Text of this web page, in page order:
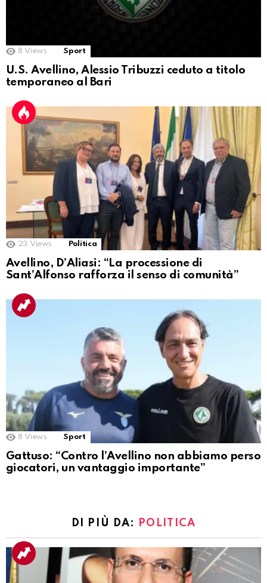
8 Views Sport
U.S. Avellino, Alessio Tribuzzi ceduto a titolo
temporaneo al Bari
23 Views Politica
Avellino, D’Aliasi: “La processione di
Sant’Alfonso rafforza il senso di comunità”
8 Views Sport
Gattuso: “Contro l’Avellino non abbiamo perso
giocatori, un vantaggio importante”
DI PIÙ DA: POLITICA